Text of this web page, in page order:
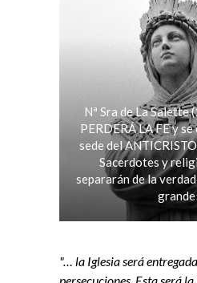
Nª Sra de La Salette
PERDERÁ LA FE y
sede del
Sacerdotes y
separarán de la
"… la Iglesia será